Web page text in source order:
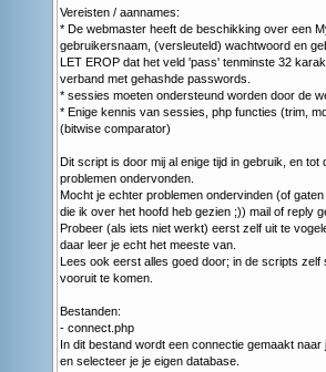
Vereisten / aannames:
* De webmaster heeft de beschikking over een
gebruikersnaam, (versleuteld) wachtwoord en
LET EROP dat het veld 'pass' tenminste 32
verband met gehashde passwords.
* sessies moeten ondersteund worden door de
* Enige kennis van sessies, php functies (trim,
(bitwise comparator)
Dit script is door mij al enige tijd in gebruik, en tot
problemen ondervonden.
Mocht je echter problemen ondervinden (of
die ik over het hoofd heb gezien ;)) mail of reply
Probeer (als iets niet werkt) eerst zelf uit te
daar leer je echt het meeste van.
Lees ook eerst alles goed door; in de scripts zelf
vooruit te komen.
Bestanden:
- connect.php
In dit bestand wordt een connectie gemaakt
en selecteer je je eigen database.